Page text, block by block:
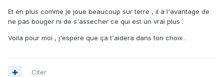
Et en plus comme je joue beaucoup sur terre , il a l'avantage de
ne pas bouger ni de s'assecher ce qui est un vrai plus .
Voila pour moi , j'espere que ça t'aidera dans ton choix .
Citer